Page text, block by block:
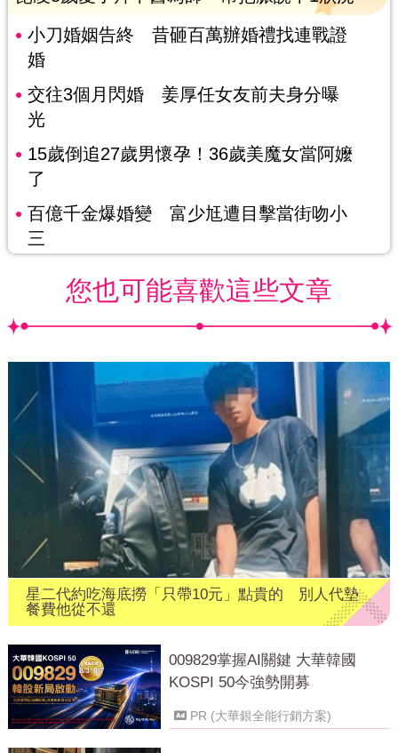
小刀婚姻告終 昔砸百萬辦婚禮找連戰證
婚
交往3個月閃婚 姜厚任女友前夫身分曝
光
15歲倒追27歲男懷孕！36歲美魔女當阿嬤
了
百億千金爆婚變 富少尪遭目擊當街吻小
三
您也可能喜歡這些文章
星二代約吃海底撈「只帶10元」點貴的 別人代墊
餐費他從不還
009829掌握AI關鍵 大華韓國
KOSPI 50今強勢開募
PR (大華銀全能行銷方案)